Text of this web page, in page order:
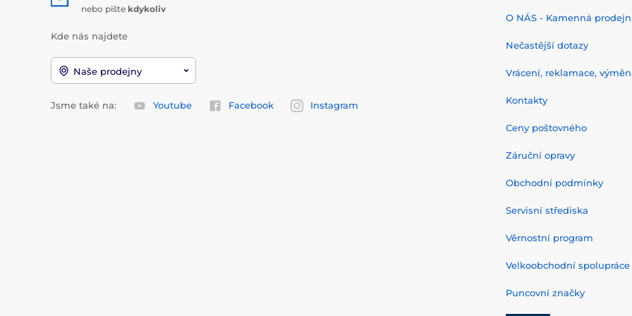
nebo pište kdykoliv
Kde nás najdete
Naše prodejny
Jsme také na: Youtube Facebook Instagram
O NÁS - Kamenná
Nečastější dotazy
Vrácení, reklamace,
Kontakty
Ceny poštovného
Záruční opravy
Obchodní podmínky
Servisní střediska
Věrnostní program
Velkoobchodní spolupráce
Puncovní značky